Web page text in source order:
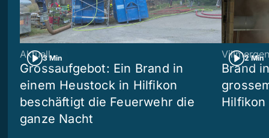
3 Min
Aktuell
Grossaufgebot: Ein Brand in
einem Heustock in Hilfikon
beschäftigt die Feuerwehr die
ganze Nacht
2 Min
Villmergen
Brand
Hilfikon